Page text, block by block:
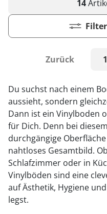
14
Zurück 1
Du suchst nach einem
aussieht, sondern
Dann ist ein Vinylboden
für Dich. Denn bei
durchgängige
nahtloses Gesamtbild.
Schlafzimmer oder in
Vinylböden sind eine
auf Ästhetik, Hygiene
legst.